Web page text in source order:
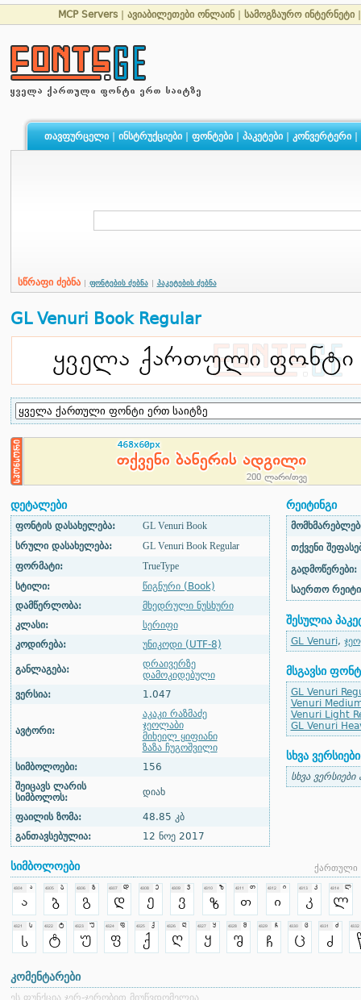
MCP Servers ავიაბილეთები ონლაინ სამოგზაურო ინტერნეტი
თავფურცელი| ინსტრუქციები| ფონტები| პაკეტები| კონვერტერი|
სწრაფი ძებნა ფონტების ძებნა პაკეტების ძებნა
GL Venuri Book Regular
დეტალები
ფონტის დასახელება:
GL Venuri Book
სრული დასახელება:
GL Venuri Book Regular
ფორმატი:
TrueType
სტილი:
წიგნური (Book)
დამწერლობა:
მხედრული ნუსხური
კლასი:
სერიფი
კოდირება:
უნიკოდი (UTF-8)
განლაგება:
დრაივერზე
დამოკიდებული
ვერსია:
1.047
ავტორი:
აკაკი რაზმაძე
ჯეოლაბი
მიხეილ ყიფიანი
ზაზა ჩუგოშვილი
სიმბოლოები:
156
შეიცავს ლარის
სიმბოლოს:
დიახ
ფაილის ზომა:
48.85 კბ
განთავსებულია:
12 ნოე 2017
რეიტინგი
თქვენი
გადმოწერები:
საერთო
შესულია
GL Venuri,
მსგავსი
GL Venuri
Venuri
Venuri Light
GL Venuri
სხვა ვერსიები
სხვა
სიმბოლოები ქართული
კომენტარები
ეს ფუნქცია ჯერ-ჯერობით მიუწვდომელია